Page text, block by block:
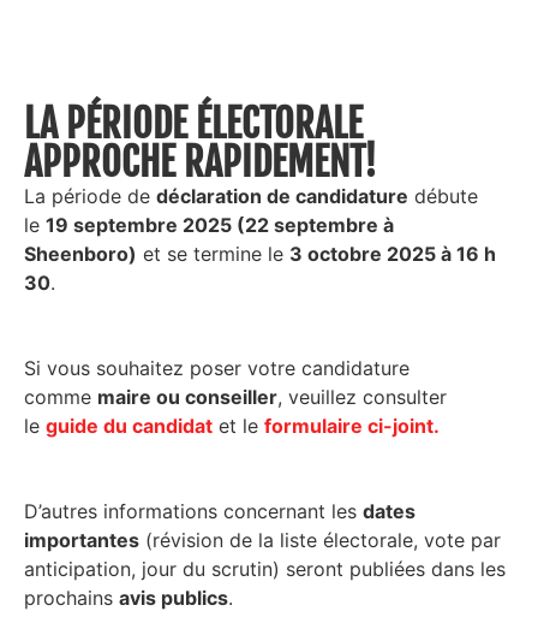
LA PÉRIODE ÉLECTORALE
APPROCHE RAPIDEMENT!
La période de déclaration de candidature débute
le 19 septembre 2025 (22 septembre à
Sheenboro) et se termine le 3 octobre 2025 à 16 h
30.
Si vous souhaitez poser votre candidature
comme maire ou conseiller, veuillez consulter
le guide du candidat et le formulaire ci-joint.
D’autres informations concernant les dates
importantes (révision de la liste électorale, vote par
anticipation, jour du scrutin) seront publiées dans les
prochains avis publics.